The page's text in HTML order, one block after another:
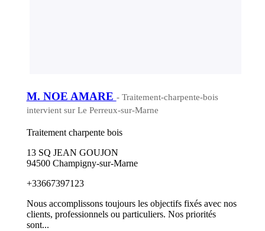
M. NOE AMARE - Traitement-charpente-bois
intervient sur Le Perreux-sur-Marne
Traitement charpente bois
13 SQ JEAN GOUJON
94500 Champigny-sur-Marne
+33667397123
Nous accomplissons toujours les objectifs fixés avec nos
clients, professionnels ou particuliers. Nos priorités
sont...